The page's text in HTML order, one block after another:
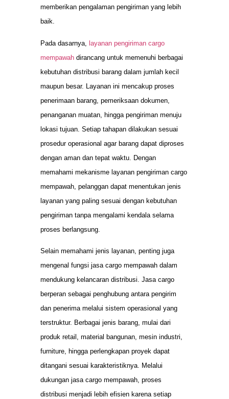
memberikan pengalaman pengiriman yang lebih
baik.
Pada dasarnya, layanan pengiriman cargo
mempawah dirancang untuk memenuhi berbagai
kebutuhan distribusi barang dalam jumlah kecil
maupun besar. Layanan ini mencakup proses
penerimaan barang, pemeriksaan dokumen,
penanganan muatan, hingga pengiriman menuju
lokasi tujuan. Setiap tahapan dilakukan sesuai
prosedur operasional agar barang dapat diproses
dengan aman dan tepat waktu. Dengan
memahami mekanisme layanan pengiriman cargo
mempawah, pelanggan dapat menentukan jenis
layanan yang paling sesuai dengan kebutuhan
pengiriman tanpa mengalami kendala selama
proses berlangsung.
Selain memahami jenis layanan, penting juga
mengenal fungsi jasa cargo mempawah dalam
mendukung kelancaran distribusi. Jasa cargo
berperan sebagai penghubung antara pengirim
dan penerima melalui sistem operasional yang
terstruktur. Berbagai jenis barang, mulai dari
produk retail, material bangunan, mesin industri,
furniture, hingga perlengkapan proyek dapat
ditangani sesuai karakteristiknya. Melalui
dukungan jasa cargo mempawah, proses
distribusi menjadi lebih efisien karena setiap